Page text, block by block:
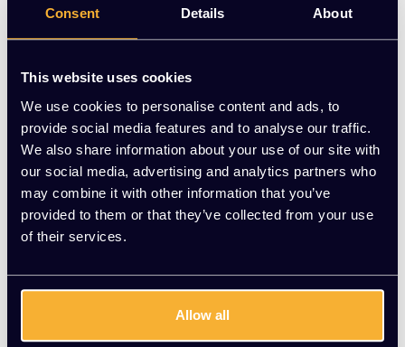
Consent Details About
This website uses cookies
We use cookies to personalise content and ads, to
provide social media features and to analyse our traffic.
We also share information about your use of our site with
our social media, advertising and analytics partners who
may combine it with other information that you’ve
provided to them or that they’ve collected from your use
of their services.
Allow all
Doorkoppelsnoer 4 meter
TOEVOEGEN AAN
WINKELWAGEN
Monitorarm enkel